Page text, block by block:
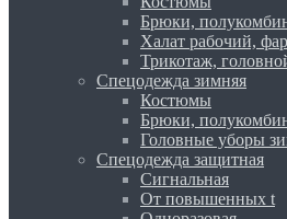
Брюки,
Халат рабочий,
Трикотаж,
Спецодежда зимняя
Костюмы
Брюки,
Головные уборы
Спецодежда защитная
Сигнальная
От повышенных t